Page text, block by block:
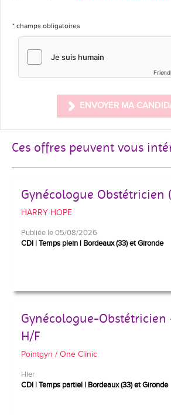
* champs obligatoires
ENVOYER MA
Ces offres peuvent vous
Gynécologue Obstétricien
HARRY HOPE
Publiée le 05/08/2026
CDI Temps plein Bordeaux (33) et Gironde
Gynécologue-Obstétricien
H/F
Pointgyn / One Clinic
Hier
CDI Temps partiel Bordeaux (33) et Gironde